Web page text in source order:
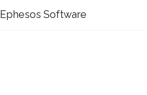
Ephesos Software